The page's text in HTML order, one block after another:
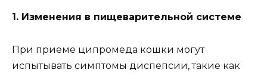
1. Изменения в пищеварительной системе
При приеме ципромеда кошки могут
испытывать симптомы диспепсии, такие как